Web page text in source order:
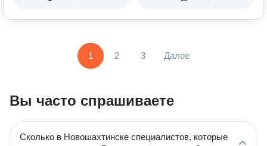
1 2 3 Далее
Вы часто спрашиваете
Сколько в Новошахтинске специалистов, которые